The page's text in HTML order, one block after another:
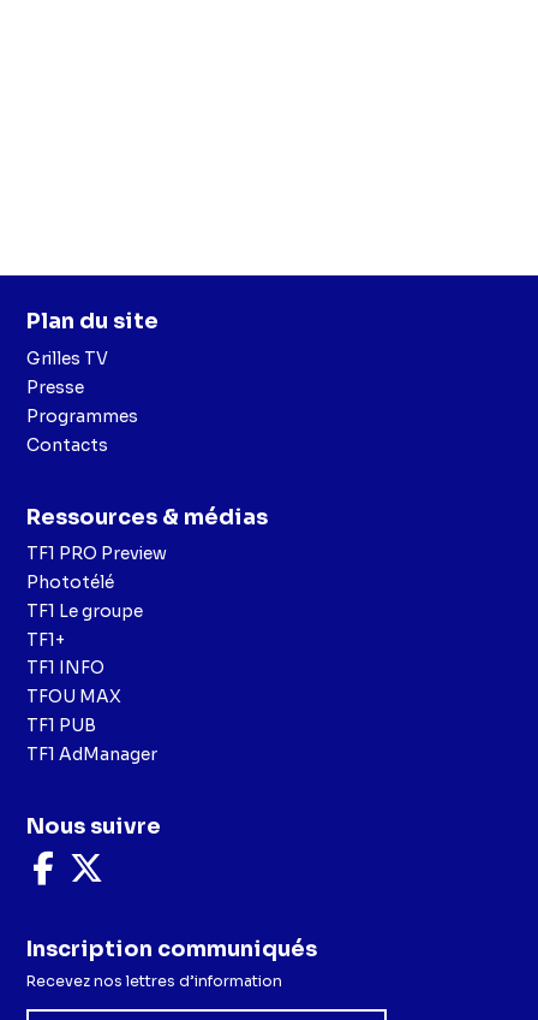
Plan du site
Grilles TV
Presse
Programmes
Contacts
Ressources & médias
TF1 PRO Preview
Phototélé
TF1 Le groupe
TF1+
TF1 INFO
TFOU MAX
TF1 PUB
TF1 AdManager
Nous suivre
Nous
suivre
Facebook
X
Inscription communiqués
Recevez nos lettres d’information